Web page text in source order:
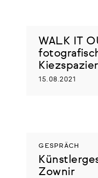
WALK IT
15.08.2021
GESPRÄCH
Zownir